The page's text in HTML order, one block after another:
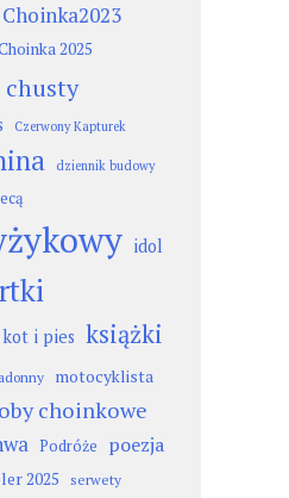
Choinka2023
2025
chusty
Czerwony Kapturek
dziennik budowy
idol
kot i pies książki
motocyklista
choinkowe
Podróże poezja
2025 serwety